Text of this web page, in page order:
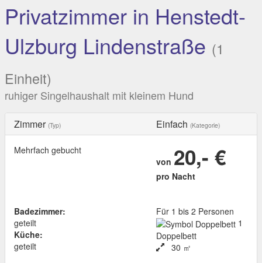
Privatzimmer in Henstedt-
Ulzburg Lindenstraße (1
Einheit)
ruhiger Singelhaushalt mit kleinem Hund
Zimmer (Typ) Einfach (Kategorie)
Mehrfach gebucht
von 20,- €
pro Nacht
Badezimmer:
geteilt
Küche:
geteilt
Für 1 bis 2 Personen
1
Doppelbett
30 ㎡